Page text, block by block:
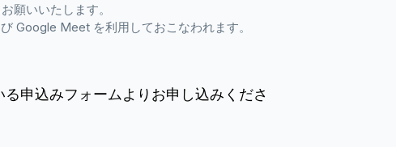
願いいたします。
Google Meet を利用しておこなわれます。
申込みフォームよりお申し込みくださ